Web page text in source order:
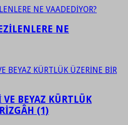
NE
BEYAZ KÜRTLÜK
(1)